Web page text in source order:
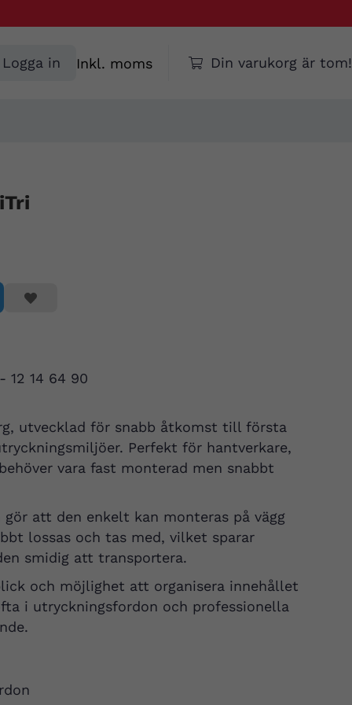
Logga in
Välj
Din varukorg är tom!
12 14 64 90
utvecklad för snabb åtkomst till första
Perfekt för hantverkare,
vara fast monterad men snabbt
att den enkelt kan monteras på vägg
lossas och tas med, vilket sparar
smidig att transportera.
och möjlighet att organisera innehållet
i utryckningsfordon och professionella